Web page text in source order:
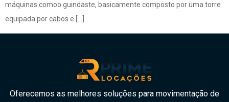
máquinas comoo guindaste, basicamente composto por uma torre
equipada por cabos e […]
Oferecemos as melhores soluções para movimentação de